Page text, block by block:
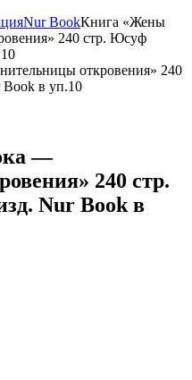
Nur BookКнига «Жены
240 стр. Юсуф
—
240 стр.
Nur Book в